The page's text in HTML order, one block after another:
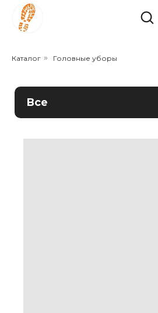
Каталог » Головные уборы